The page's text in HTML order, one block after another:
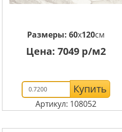
Размеры:60x120см
Цена:7049 р/м2
Купить
Артикул: 108052